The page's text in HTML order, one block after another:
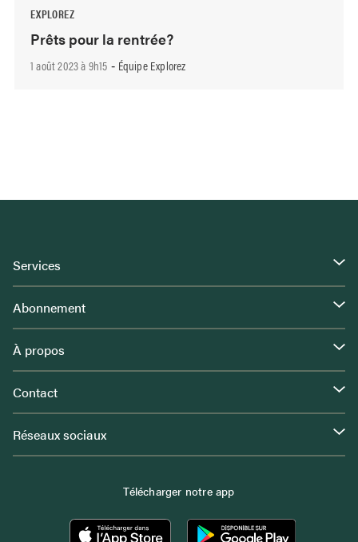
EXPLOREZ
Prêts pour la rentrée?
1 août 2023 à 9h15 - Équipe Explorez
Services
Abonnement
À propos
Contact
Réseaux sociaux
Télécharger notre app